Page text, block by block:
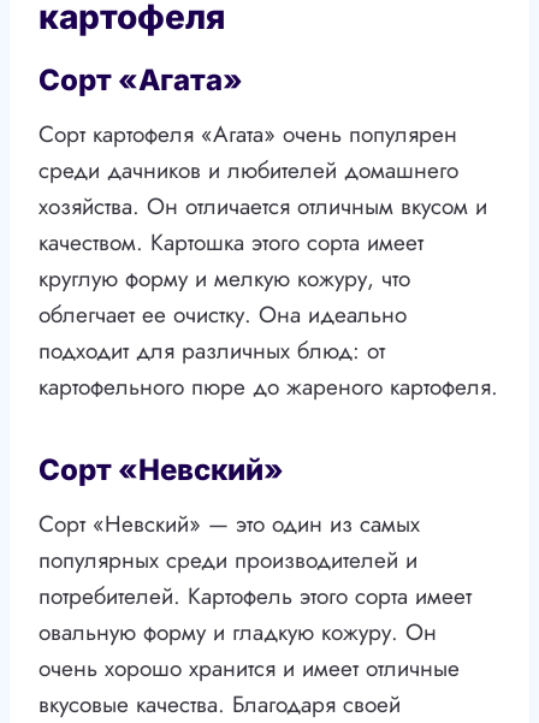
картофеля
Сорт «Агата»
Сорт картофеля «Агата» очень популярен
среди дачников и любителей домашнего
хозяйства. Он отличается отличным вкусом и
качеством. Картошка этого сорта имеет
круглую форму и мелкую кожуру, что
облегчает ее очистку. Она идеально
подходит для различных блюд: от
картофельного пюре до жареного картофеля.
Сорт «Невский»
Сорт «Невский» — это один из самых
популярных среди производителей и
потребителей. Картофель этого сорта имеет
овальную форму и гладкую кожуру. Он
очень хорошо хранится и имеет отличные
вкусовые качества. Благодаря своей